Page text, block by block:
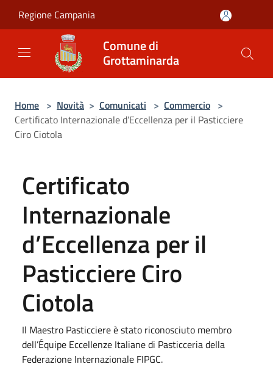
Regione Campania
Comune di
Grottaminarda
Home > Novità > Comunicati > Commercio >
Certificato Internazionale d’Eccellenza per il Pasticciere
Ciro Ciotola
Certificato
Internazionale
d’Eccellenza per il
Pasticciere Ciro
Ciotola
Il Maestro Pasticciere è stato riconosciuto membro
dell’Équipe Eccellenze Italiane di Pasticceria della
Federazione Internazionale FIPGC.